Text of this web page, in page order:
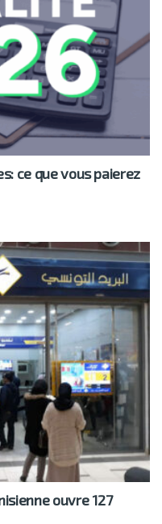
ce que vous paierez
ouvre 127